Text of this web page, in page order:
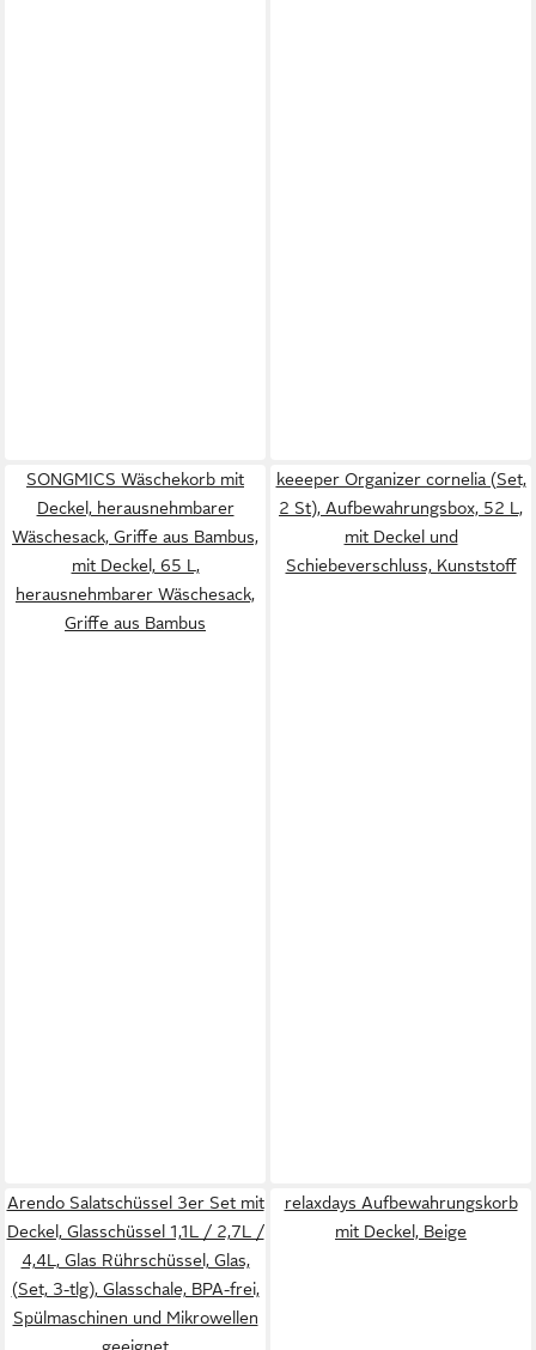
SONGMICS Wäschekorb mit
Deckel, herausnehmbarer
Wäschesack, Griffe aus Bambus,
mit Deckel, 65 L,
herausnehmbarer Wäschesack,
Griffe aus Bambus
keeeper Organizer cornelia (Set,
2 St), Aufbewahrungsbox, 52 L,
mit Deckel und
Schiebeverschluss, Kunststoff
Arendo Salatschüssel 3er Set mit
Deckel, Glasschüssel 1,1L / 2,7L /
4,4L, Glas Rührschüssel, Glas,
(Set, 3-tlg), Glasschale, BPA-frei,
Spülmaschinen und Mikrowellen
relaxdays Aufbewahrungskorb
mit Deckel, Beige